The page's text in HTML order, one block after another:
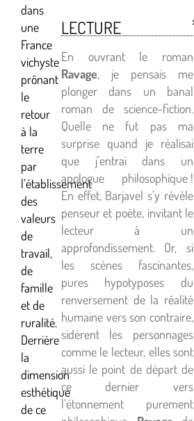
dans
une
France
vichyste
prônant
le
retour
à la
terre
par
l’établissement
des
valeurs
de
travail,
de
famille
et de
ruralité.
Derrière
la
dimension
esthétique
de ce
LECTURE
En ouvrant le roman
Ravage, je pensais me
plonger dans un banal
roman de science-fiction.
Quelle ne fut pas ma
surprise quand je réalisai
que j’entrai dans un
apologue philosophique !
En effet, Barjavel s’y révèle
penseur et poète, invitant le
lecteur à un
approfondissement. Or, si
les scènes fascinantes,
pures hypotyposes du
renversement de la réalité
humaine vers son contraire,
sidèrent les personnages
comme le lecteur, elles sont
aussi le point de départ de
ce dernier vers
l’étonnement purement